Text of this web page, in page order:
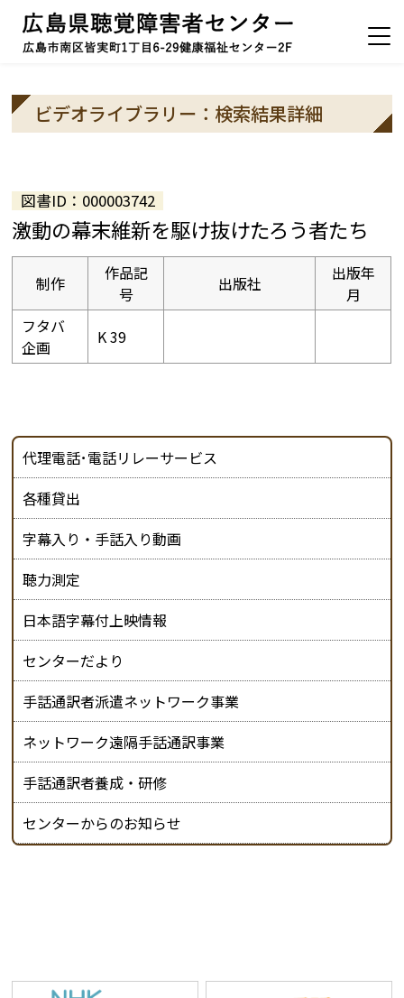
ビデオライブラリー：検索結果詳細
図書ID：000003742
激動の幕末維新を駆け抜けたろう者たち
制作
作品記
号
出版社
出版年
月
フタバ
企画
K 39
代理電話･電話リレーサービス
各種貸出
字幕入り・手話入り動画
聴力測定
日本語字幕付上映情報
センターだより
手話通訳者派遣ネットワーク事業
ネットワーク遠隔手話通訳事業
手話通訳者養成・研修
センターからのお知らせ